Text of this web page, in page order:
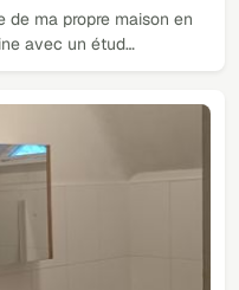
de ma propre maison en
avec un étud…